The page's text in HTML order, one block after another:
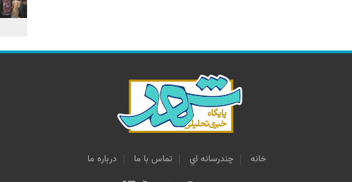
خانه چندرسانه اي تماس با ما درباره ما